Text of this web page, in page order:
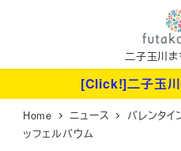
ン
二子玉川ま
[Click!]二子玉
Home ニュース
バレンタ
ッフェルバウム